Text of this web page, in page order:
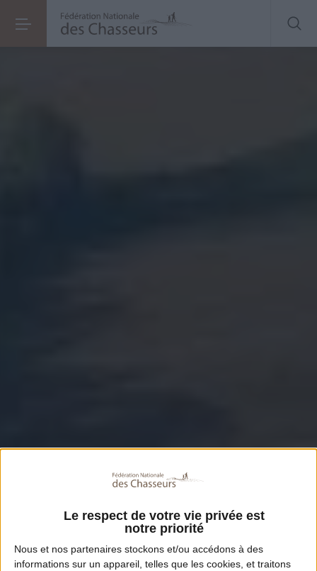
Le respect de votre vie privée est
notre priorité
Nous et nos partenaires stockons et/ou accédons à des
informations sur un appareil, telles que les cookies, et traitons